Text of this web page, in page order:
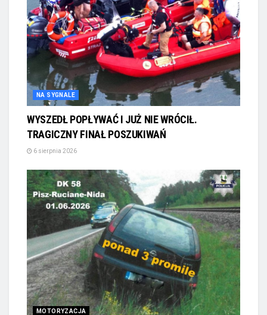
NA SYGNALE
WYSZEDŁ POPŁYWAĆ I JUŻ NIE WRÓCIŁ.
TRAGICZNY FINAŁ POSZUKIWAŃ
6 sierpnia 2026
MOTORYZACJA